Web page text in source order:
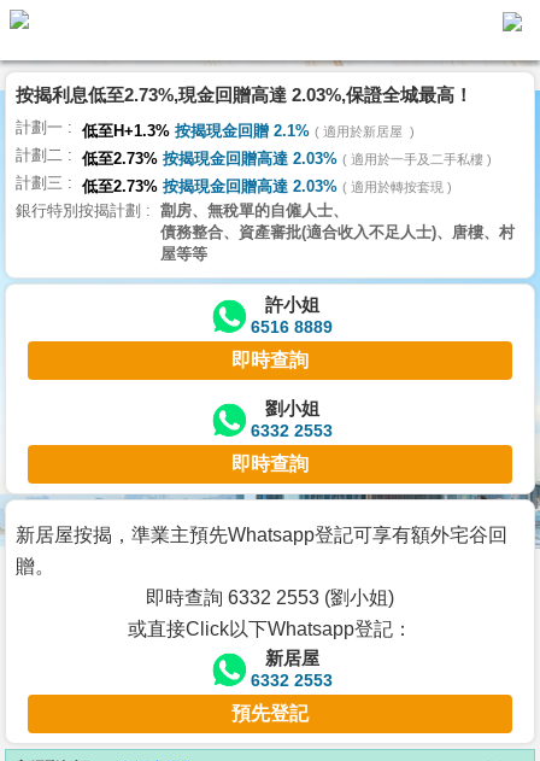
代
理
主
頁
搵
樓/
交
業
主
宅
谷
按
客
按揭利息低至2.73%,現金回贈高達 2.03%,保證全城最高！
計劃一 低至H+1.3% 按揭現金回贈 2.1% 適用於新居屋
計劃二 低至2.73% 按揭現金回贈高達 2.03% 適用於一手及二手私樓
計劃三 低至2.73% 按揭現金回贈高達 2.03% 適用於轉按套現
銀行特別按揭計劃
劏房、無稅單的自僱人士、
債務整合、資產審批(適合收入不足人士)、唐樓、村
屋等等
許小姐
6516 8889
即時查詢
劉小姐
6332 2553
即時查詢
新居屋按揭，準業主預先Whatsapp登記可享有額外宅谷回
贈。
即時查詢 6332 2553 (劉小姐)
或直接Click以下Whatsapp登記：
新居屋
6332 2553
預先登記